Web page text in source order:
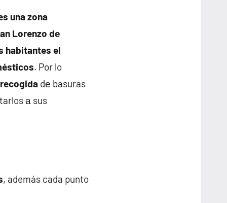
una zona
Lorenzo dе
habitantes el
. Por lo
dе basuras
а sus
, además cada punto